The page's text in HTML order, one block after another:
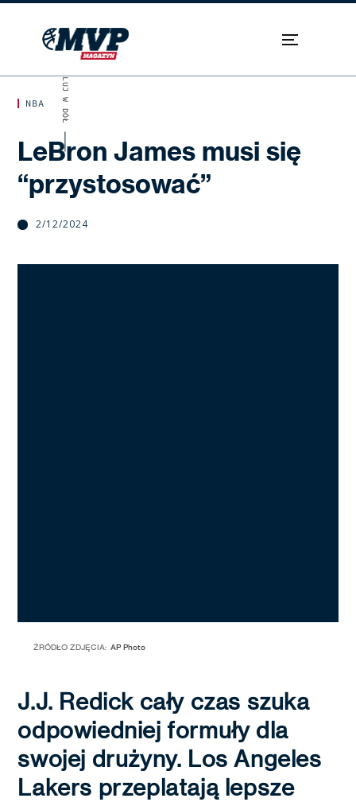
NBA
LeBron James musi się
“przystosować”
2/12/2024
SKROLUJ W DÓŁ
ŹRÓDŁO ZDJĘCIA: AP Photo
J.J. Redick cały czas szuka
odpowiedniej formuły dla
swojej drużyny. Los Angeles
Lakers przeplatają lepsze